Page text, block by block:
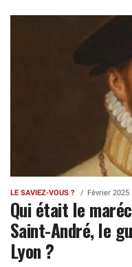
LE SAVIEZ-VOUS ? Février 2025
Qui était le
Saint-André, le
Lyon ?